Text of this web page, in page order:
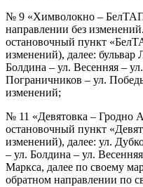
№ 9 «Химволокно –
направлении без
остановочный пункт
изменений), далее:
Болдина – ул. Весенняя –
Пограничников – ул.
изменений;
№ 11 «Девятовка – Гродно
остановочный пункт
изменений), далее: ул.
– ул. Болдина – ул.
Маркса, далее по своему
обратном направлении по